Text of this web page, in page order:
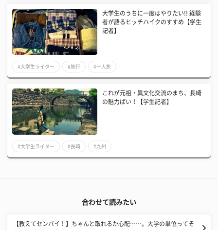
大学生のうちに一度はやりたい!! 経験
者が語るヒッチハイクのすすめ【学生
記者】
#大学生ライター #旅行 #一人旅
これが元祖・異文化交流のまち、長崎
の魅力ばい！【学生記者】
#大学生ライター #長崎 #九州
合わせて読みたい
【教えてセンパイ！】ちゃんと取れるか心配……。大学の単位ってそ